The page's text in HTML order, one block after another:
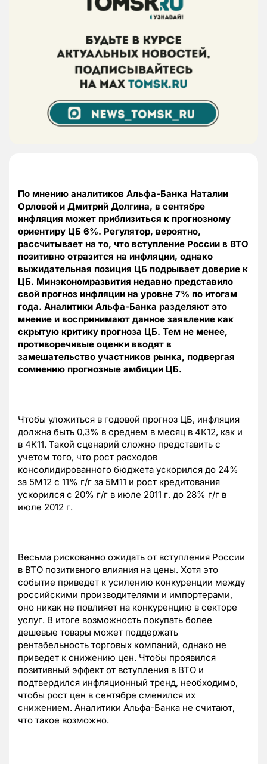
По мнению аналитиков Альфа-Банка Наталии
Орловой и Дмитрий Долгина, в сентябре
инфляция может приблизиться к прогнозному
ориентиру ЦБ 6%. Регулятор, вероятно,
рассчитывает на то, что вступление России в ВТО
позитивно отразится на инфляции, однако
выжидательная позиция ЦБ подрывает доверие к
ЦБ. Минэкономразвития недавно представило
свой прогноз инфляции на уровне 7% по итогам
года. Аналитики Альфа-Банка разделяют это
мнение и воспринимают данное заявление как
скрытую критику прогноза ЦБ. Тем не менее,
противоречивые оценки вводят в
замешательство участников рынка, подвергая
сомнению прогнозные амбиции ЦБ.
Чтобы уложиться в годовой прогноз ЦБ, инфляция
должна быть 0,3% в среднем в месяц в 4К12, как и
в 4К11. Такой сценарий сложно представить с
учетом того, что рост расходов
консолидированного бюджета ускорился до 24%
за 5M12 с 11% г/г за 5M11 и рост кредитования
ускорился с 20% г/г в июле 2011 г. до 28% г/г в
июле 2012 г.
Весьма рискованно ожидать от вступления России
в ВТО позитивного влияния на цены. Хотя это
событие приведет к усилению конкуренции между
российскими производителями и импортерами,
оно никак не повлияет на конкуренцию в секторе
услуг. В итоге возможность покупать более
дешевые товары может поддержать
рентабельность торговых компаний, однако не
приведет к снижению цен. Чтобы проявился
позитивный эффект от вступления в ВТО и
подтвердился инфляционный тренд, необходимо,
чтобы рост цен в сентябре сменился их
снижением. Аналитики Альфа-Банка не считают,
что такое возможно.